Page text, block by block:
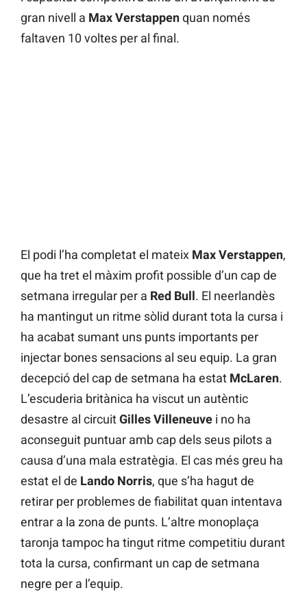
gran nivell a Max Verstappenquan només
faltaven 10 voltes per al final.
El podi l’ha completat el mateix Max Verstappen,
que ha tret el màxim profit possible d’un cap de
setmana irregular per a Red Bull. El neerlandès
ha mantingut un ritme sòlid durant tota la cursa i
ha acabat sumant uns punts importants per
injectar bones sensacions al seu equip. La gran
decepció del cap de setmana ha estat McLaren.
L’escuderia britànica ha viscut un autèntic
desastre al circuitGilles Villeneuve i no ha
aconseguit puntuar amb cap dels seus pilots a
causa d’una mala estratègia. El cas més greu ha
estat el de Lando Norris, que s’ha hagut de
retirar per problemes de fiabilitat quan intentava
entrar a la zona de punts. L’altre monoplaça
taronja tampoc ha tingut ritme competitiu durant
tota la cursa, confirmant un cap de setmana
negre per a l’equip.